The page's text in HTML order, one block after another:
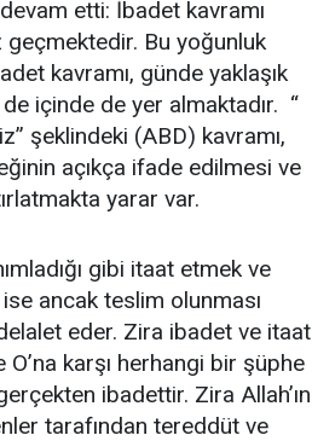
etti: İbadet kavramı
geçmektedir. Bu yoğunluk
kavramı, günde yaklaşık
içinde de yer almaktadır. “
şeklindeki (ABD) kavramı,
açıkça ifade edilmesi ve
yarar var.
gibi itaat etmek ve
ancak teslim olunması
eder. Zira ibadet ve itaat
karşı herhangi bir şüphe
ibadettir. Zira Allah’ın
tarafından tereddüt ve